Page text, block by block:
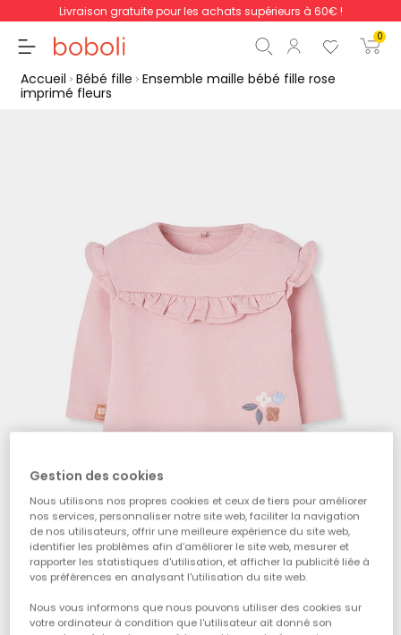
Livraison gratuite pour les achats supérieurs à 60€ !
0
poursuit Commencer la
Accueil Bébé fille Ensemble maille bébé fille rose
imprimé fleurs
Gestion des cookies
Nous utilisons nos propres cookies et ceux de tiers pour améliorer
nos services, personnaliser notre site web, faciliter la navigation
de nos utilisateurs, offrir une meilleure expérience du site web,
identifier les problèmes afin d'améliorer le site web, mesurer et
rapporter les statistiques d'utilisation, et afficher la publicité liée à
vos préférences en analysant l'utilisation du site web.
Nous vous informons que nous pouvons utiliser des cookies sur
votre ordinateur à condition que l'utilisateur ait donné son